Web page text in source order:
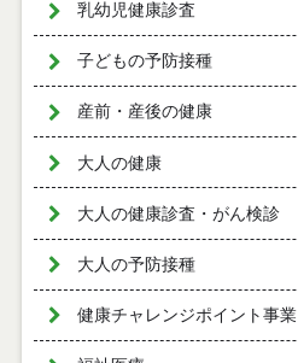
乳幼児健康診査
子どもの予防接種
産前・産後の健康
大人の健康
大人の健康診査・がん検診
大人の予防接種
健康チャレンジポイント事業